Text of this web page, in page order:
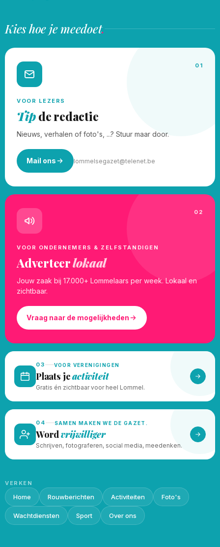
Kies hoe je meedoet.
01
VOOR LEZERS
Tipde redactie
Nieuws, verhalen of foto's, ...? Stuur maar door.
Mail ons lommelsegazet@telenet.be
02
VOOR ONDERNEMERS & ZELFSTANDIGEN
Adverteerlokaal
Jouw zaak bij 17.000+ Lommelaars per week. Lokaal en
zichtbaar.
Vraag naar de mogelijkheden
03 VOOR VERENIGINGEN
Plaats jeactiviteit
Gratis én zichtbaar voor heel Lommel.
04 SAMEN MAKEN WE DE GAZET.
Wordvrijwilliger
Schrijven, fotograferen, social media, meedenken.
VERKEN
Home Rouwberichten Activiteiten Foto's
Wachtdiensten Sport Over ons